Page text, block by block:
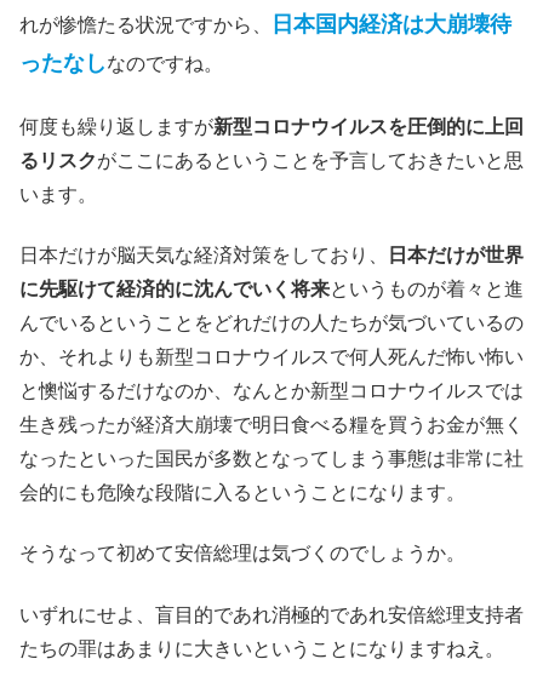
れが惨憺たる状況ですから、
日本国内経済は大崩壊待
ったなしなのですね。
何度も繰り返しますが新型コロナウイルスを圧倒的に上回
るリスクがここにあるということを予言しておきたいと思
います。
日本だけが脳天気な経済対策をしており、
日本だけが世界
に先駆けて経済的に沈んでいく将来というものが着々と進
んでいるということをどれだけの人たちが気づいているの
か、それよりも新型コロナウイルスで何人死んだ怖い怖い
と懊悩するだけなのか、なんとか新型コロナウイルスでは
生き残ったが経済大崩壊で明日食べる糧を買うお金が無く
なったといった国民が多数となってしまう事態は非常に社
会的にも危険な段階に入るということになります。
そうなって初めて安倍総理は気づくのでしょうか。
いずれにせよ、盲目的であれ消極的であれ安倍総理支持者
たちの罪はあまりに大きいということになりますねえ。